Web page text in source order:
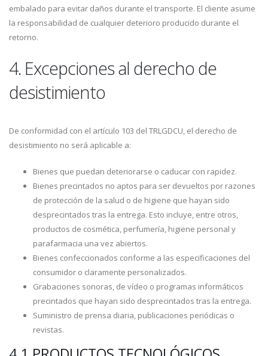
embalado para evitar daños durante el transporte. El cliente asume
la responsabilidad de cualquier deterioro producido durante el
retorno.
4. Excepciones al derecho de
desistimiento
De conformidad con el artículo 103 del TRLGDCU, el derecho de
desistimiento no será aplicable a:
Bienes que puedan deteriorarse o caducar con rapidez.
Bienes precintados no aptos para ser devueltos por razones
de protección de la salud o de higiene que hayan sido
desprecintados tras la entrega. Esto incluye, entre otros,
productos de cosmética, perfumería, higiene personal y
parafarmacia una vez abiertos.
Bienes confeccionados conforme a las especificaciones del
consumidor o claramente personalizados.
Grabaciones sonoras, de vídeo o programas informáticos
precintados que hayan sido desprecintados tras la entrega.
Suministro de prensa diaria, publicaciones periódicas o
revistas.